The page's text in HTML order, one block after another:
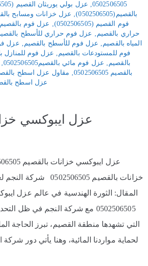
0502506505
‚ عزل بولي يوريثان القصيم (0502506505)
بالقصيم(0502506505)
‚ عزل خزانات ومسابح بالقصيم
فوم القصيم (0502506505)
‚ عزل فوم
حراري بالقصيم‚ عزل فوم حراري للأسطح
المياه بالقصيم‚ عزل فوم للأسطح بالقصيم‚ عزل
فوم للمستودعات بالقصيم‚ عزل فوم للمنازل
بالقصيم‚ عزل فوم مائي بالقصيم0502506505
بالقصيم 0502506505
‚ مقاول عزل اسطح بالقصيم
عزل اسطح بالقصيم
عزل ايبوكسي
خزانات بالقصيم
المقال: الثورة الهندسية في عالم عزل
0502506505 مع شركة النجم في ظل
التي تشهدها منطقة القصيم، تبرز الحاجة
لحماية مواردنا المائية، وهنا يأتي دور